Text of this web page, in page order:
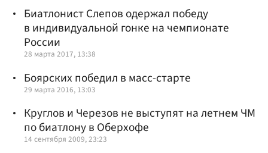
Биатлонист Слепов одержал победу
в индивидуальной гонке на чемпионате
России
28 марта 2017, 13:38
Боярских победил в масс-старте
29 марта 2016, 13:03
Круглов и Черезов не выступят на летнем ЧМ
по биатлону в Оберхофе
14 сентября 2009, 23:23